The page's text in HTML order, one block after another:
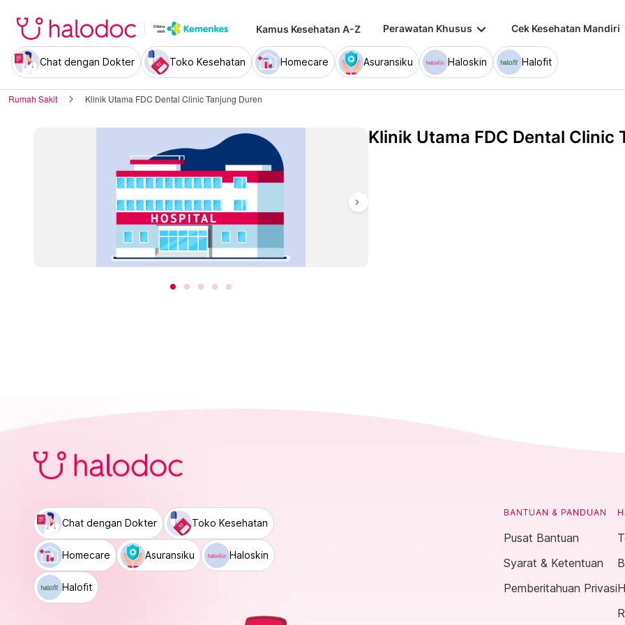
Kamus Kesehatan A-Z Perawatan Khusus keyboard_arrow_down Cek Kesehatan Mandiri
Chat dengan Dokter Toko Kesehatan Homecare Asuransiku Haloskin Halofit
Rumah Sakit Klinik Utama FDC Dental Clinic Tanjung Duren
chevron_right
Klinik Utama FDC Dental Clinic
Chat dengan Dokter Toko Kesehatan
Homecare Asuransiku Haloskin
Halofit
BANTUAN & PANDUAN
Pusat Bantuan
Syarat & Ketentuan
Pemberitahuan Privasi